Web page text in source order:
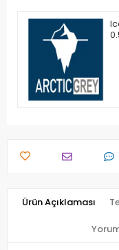
Ürün Açıklaması